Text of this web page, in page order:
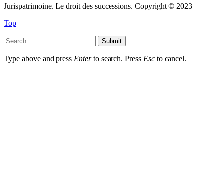
Jurispatrimoine. Le droit des successions. Copyright © 2023
Top
Submit
Type above and press Enterto search. Press Esc to cancel.